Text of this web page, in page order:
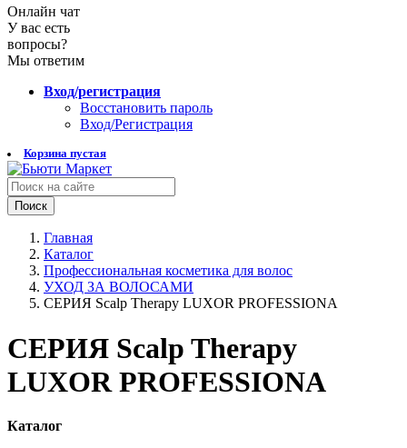
Онлайн чат
У вас есть
вопросы?
Мы ответим
Вход/регистрация
Восстановить пароль
Вход/Регистрация
Корзина пустая
Поиск
Главная
Каталог
Профессиональная косметика для волос
УХОД ЗА ВОЛОСАМИ
СЕРИЯ Scalp Therapy LUXOR PROFESSIONA
СЕРИЯ Scalp Therapy
LUXOR PROFESSIONA
Каталог